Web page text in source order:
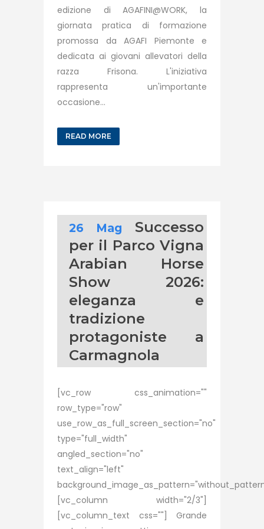
edizione di AGAFINI@WORK, la
giornata pratica di formazione
promossa da AGAFI Piemonte e
dedicata ai giovani allevatori della
razza Frisona. L'iniziativa
rappresenta un'importante
occasione...
READ MORE
26 Mag
Successo
per il Parco Vigna
Arabian Horse
Show 2026:
eleganza e
tradizione
protagoniste a
Carmagnola
[vc_row css_animation=""
row_type="row"
use_row_as_full_screen_section="no"
type="full_width"
angled_section="no"
text_align="left"
[vc_column width="2/3"]
[vc_column_text css=""] Grande